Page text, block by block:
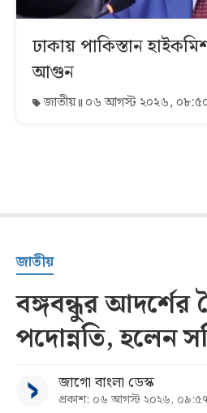
ঢাকায় পাকিস্তান
আগুন
জাতীয় ০৬ আগস্ট ২০২৬,
জাতীয়
বঙ্গবন্ধুর আদর্শের
পদোন্নতি, হলেন
জাগো বাংলা ডেস্ক
প্রকাশ: ০৬ আগস্ট ২০২৬,